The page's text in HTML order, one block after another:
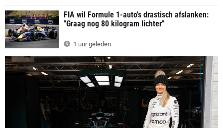
FIA wil Formule 1-auto's drastisch afslanken:
"Graag nog 80 kilogram lichter"
1 uur geleden